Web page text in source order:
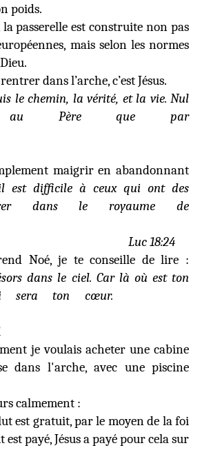
poids.
passerelle est construite non pas
mais selon les normes
dans l’arche, c’est Jésus.
le chemin, la vérité, et la vie. Nul
Père que par
maigrir en abandonnant
est difficile à ceux qui ont des
dans le royaume de
Luc 18:24
Noé, je te conseille de lire :
dans le ciel. Car là où est ton
sera ton cœur.
je voulais acheter une cabine
dans l'arche, avec une piscine
calmement :
est gratuit, par le moyen de la foi
est payé, Jésus a payé pour cela sur